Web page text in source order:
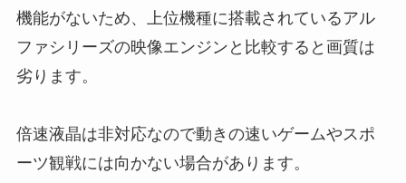
機能がないため、上位機種に搭載されているアル
ファシリーズの映像エンジンと比較すると画質は
劣ります。
倍速液晶は非対応なので動きの速いゲームやスポ
ーツ観戦には向かない場合があります。